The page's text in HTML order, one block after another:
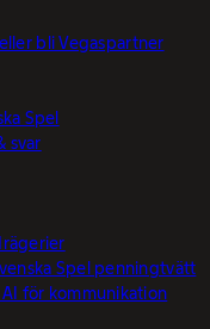
bli Vegaspartner
Spel
svar
Spel penningtvätt
för kommunikation